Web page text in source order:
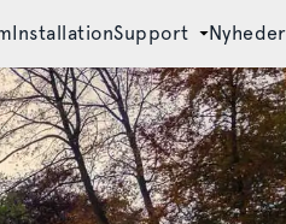
InstallationSupport Nyheder